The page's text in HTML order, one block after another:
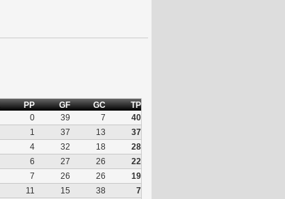
PP GF GC
TP
0 39 7
40
1 37 13
37
4 32 18
28
6 27 26
22
7 26 26
19
11 15 38
7